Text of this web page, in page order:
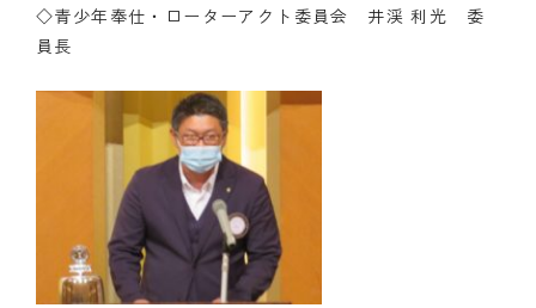
◇青少年奉仕・ローターアクト委員会 井渓 利光 委
員長